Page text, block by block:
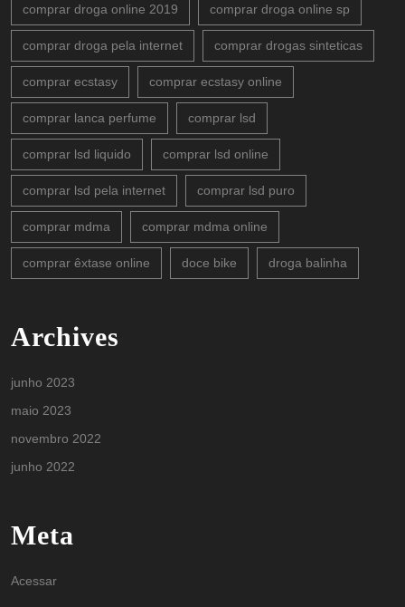
comprar droga online 2019 comprar droga online sp
comprar droga pela internet comprar drogas sinteticas
comprar ecstasy comprar ecstasy online
comprar lanca perfume comprar lsd
comprar lsd liquido comprar lsd online
comprar lsd pela internet comprar lsd puro
comprar mdma comprar mdma online
comprar êxtase online doce bike droga balinha
Archives
junho 2023
maio 2023
novembro 2022
junho 2022
Meta
Acessar